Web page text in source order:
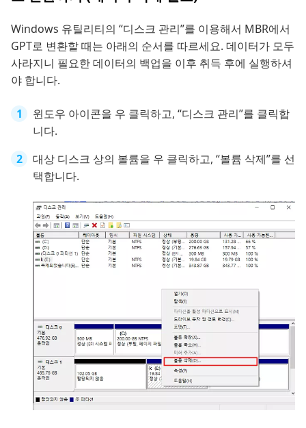
Windows 유틸리티의 “디스크 관리”를 이용해서 MBR에서
GPT로 변환할 때는 아래의 순서를 따르세요. 데이터가 모두
사라지니 필요한 데이터의 백업을 이후 취득 후에 실행하셔
야 합니다.
윈도우 아이콘을 우 클릭하고, “디스크 관리”를 클릭합
니다.
대상 디스크 상의 볼륨을 우 클릭하고, “볼륨 삭제”를 선
택합니다.